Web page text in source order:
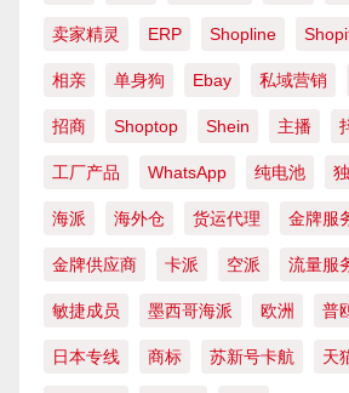
卖家精灵 ERP Shopline
相亲 单身狗 Ebay 私域营销
招商 Shoptop Shein 主播
工厂产品 WhatsApp 纯电池
海派 海外仓 货运代理 金牌服
金牌供应商 卡派 空派 流量服
敏捷成员 墨西哥海派 欧洲 普
日本专线 商标 苏新号卡航 天